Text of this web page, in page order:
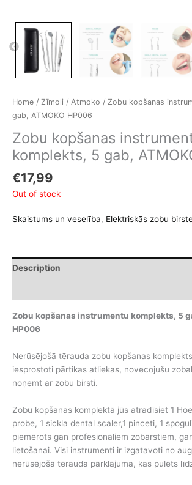
Home / Zīmoli / Atmoko / Zobu kopšanas
gab, ATMOKO HP006
Zobu kopšanas
komplekts, 5 gab,
€17,99
Out of stock
Skaistums un veselība, Elektriskās zobu
Description
Zobu kopšanas instrumentu komplekts, 5
HP006
Nerūsējošā tērauda zobu kopšanas
iesprostoti pārtikas atliekas, novecojušu
noņemt ar zobu birsti.
Zobu kopšanas komplektā jūs atradīsiet 1
probe, 1 sickla dental scaler,1 pinceti, 1
piemērots gan profesionāliem zobārstiem,
lietošanai. Visi instrumenti ir izgatavoti no
nerūsējošā tērauda pārklājuma, kas pulēts